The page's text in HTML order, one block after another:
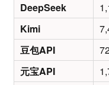
DeepSeek
Kimi
豆包API
元宝API